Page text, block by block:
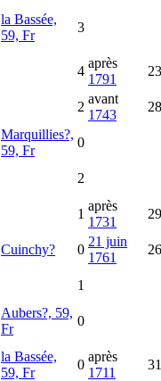
la Bassée,
59, Fr
3
4
après
1791
2
avant
1743
Marquillies?,
59, Fr
0
2
1
après
1731
Cuinchy? 0
21 juin
1761
1
Aubers?, 59,
Fr
0
la Bassée,
59, Fr
0
après
1711